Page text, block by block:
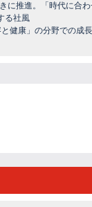
に推進。「時代に合わ
る社風
健康」の分野での成